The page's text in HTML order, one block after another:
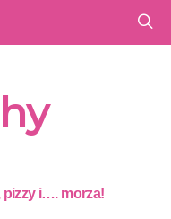
pizzy i…. morza!